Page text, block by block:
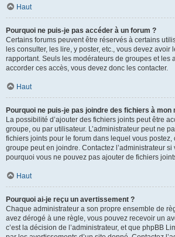
Haut
Pourquoi ne puis-je pas accéder à un forum ?
Certains forums peuvent être réservés à certains
les consulter, les lire, y poster, etc., vous devez avoir
rapportant. Seuls les modérateurs de groupes et les
accorder ces accès, vous devez donc les contacter.
Haut
Pourquoi ne puis-je pas joindre des fichiers à mon
La possibilité d’ajouter des fichiers joints peut être
groupe, ou par utilisateur. L’administrateur peut ne
fichiers joints pour le forum dans lequel vous postez,
groupe peut en joindre. Contactez l’administrateur si
pourquoi vous ne pouvez pas ajouter de fichiers
Haut
Pourquoi ai-je reçu un avertissement ?
Chaque administrateur a son propre ensemble de
avez dérogé à une règle, vous pouvez recevoir un
c’est la décision de l’administrateur, et que phpBB